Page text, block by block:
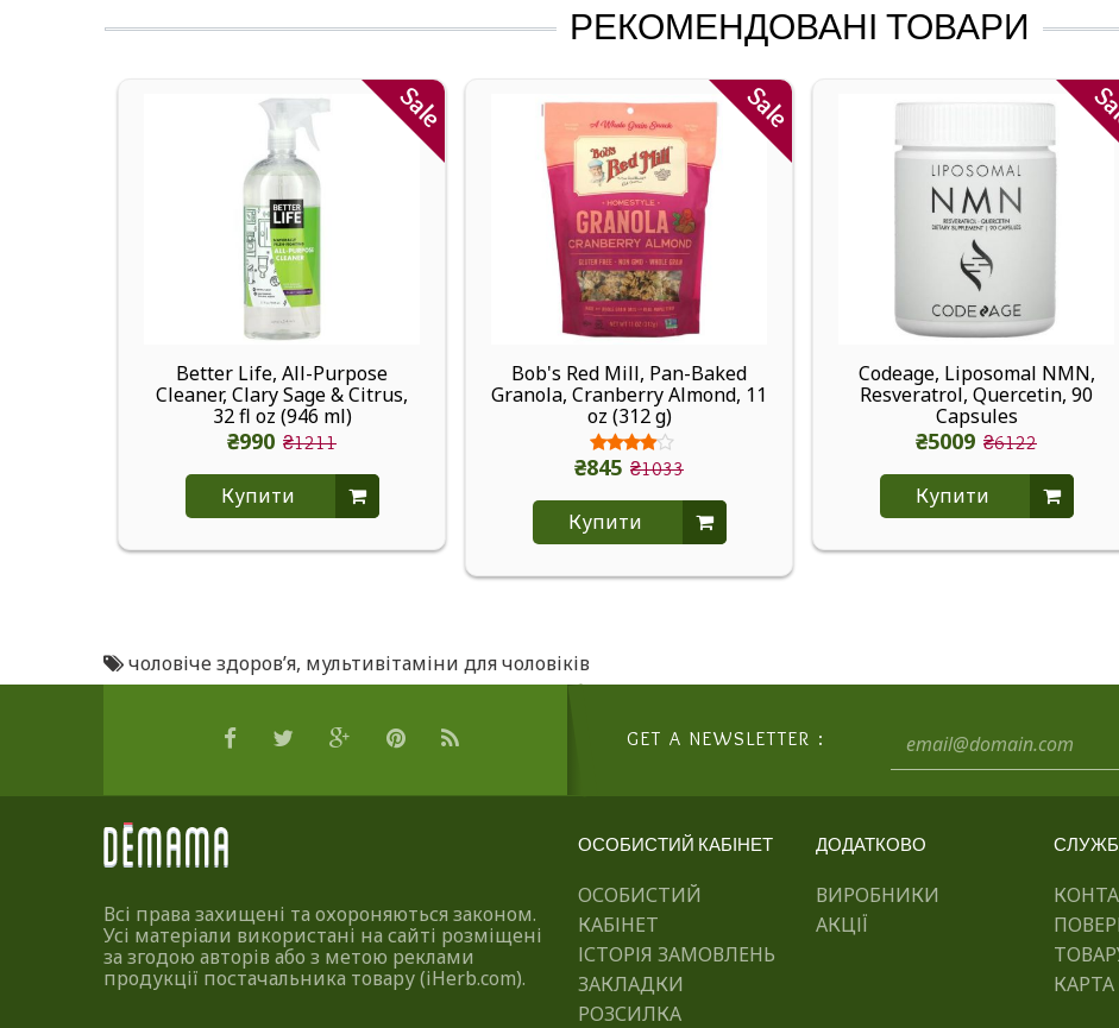
РЕКОМЕНДОВАНІ ТОВАРИ
Sale
Better Life, All-Purpose
Cleaner, Clary Sage & Citrus,
32 fl oz (946 ml)
₴990 ₴1211
Купити
Sale
Bob's Red Mill, Pan-Baked
Granola, Cranberry Almond, 11
oz (312 g)
₴845 ₴1033
Купити
Codeage, Liposomal NMN,
Resveratrol, Quercetin, 90
Capsules
₴5009 ₴6122
Купити
чоловіче здоров’я, мультивітаміни для чоловіків
GET A NEWSLETTER :
Всі права захищені та охороняються законом.
Усі матеріали використані на сайті розміщені
за згодою авторів або з метою реклами
продукції постачальника товару (iHerb.com).
ОСОБИСТИЙ КАБІНЕТ
ОСОБИСТИЙ
КАБІНЕТ
ІСТОРІЯ ЗАМОВЛЕНЬ
ЗАКЛАДКИ
РОЗСИЛКА
ДОДАТКОВО
ВИРОБНИКИ
АКЦІЇ